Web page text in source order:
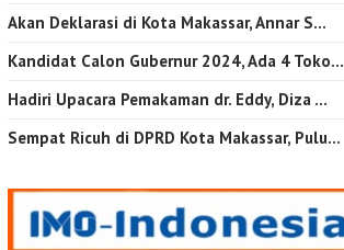
Akan Deklarasi di Kota Makassar, Annar S…
Kandidat Calon Gubernur 2024, Ada 4 Toko…
Hadiri Upacara Pemakaman dr. Eddy, Diza …
Sempat Ricuh di DPRD Kota Makassar, Pulu…